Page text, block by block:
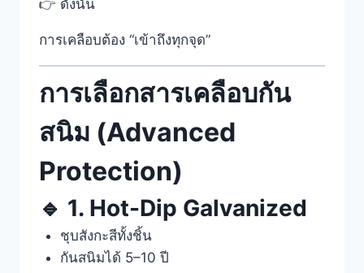
👉 ดังนั้น
การเคลือบต้อง “เข้าถึงทุกจุด”
การเลือกสารเคลือบกัน
สนิม (Advanced
Protection)
🔹 1. Hot-Dip Galvanized
ชุบสังกะสีทั้งชิ้น
กันสนิมได้ 5–10 ปี